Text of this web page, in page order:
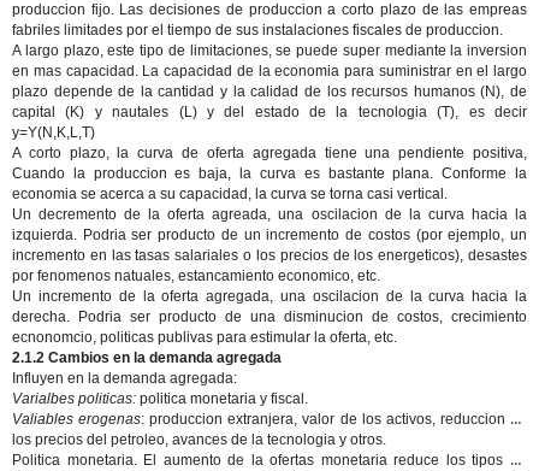
produccion fijo. Las decisiones de produccion a corto plazo de las empreas
fabriles limitades por el tiempo de sus instalaciones fiscales de produccion.
A largo plazo, este tipo de limitaciones, se puede super mediante la inversion
en mas capacidad. La capacidad de la economia para suministrar en el largo
plazo depende de la cantidad y la calidad de los recursos humanos (N), de
capital (K) y nautales (L) y del estado de la tecnologia (T), es decir
y=Y(N,K,L,T)
A corto plazo, la curva de oferta agregada tiene una pendiente positiva,
Cuando la produccion es baja, la curva es bastante plana. Conforme la
economia se acerca a su capacidad, la curva se torna casi vertical.
Un decremento de la oferta agreada, una oscilacion de la curva hacia la
izquierda. Podria ser producto de un incremento de costos (por ejemplo, un
incremento en las tasas salariales o los precios de los energeticos), desastes
por fenomenos natuales, estancamiento economico, etc.
Un incremento de la oferta agregada, una oscilacion de la curva hacia la
derecha. Podria ser producto de una disminucion de costos, crecimiento
ecnonomcio, politicas publivas para estimular la oferta, etc.
2.1.2 Cambios en la demanda agregada
Influyen en la demanda agregada:
Varialbes politicas: politica monetaria y fiscal.
Valiables erogenas: produccion extranjera, valor de los activos, reduccion de
los precios del petroleo, avances de la tecnologia y otros.
Politica monetaria. El aumento de la ofertas monetaria reduce los tipos de